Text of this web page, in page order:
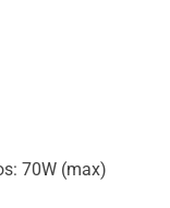
70W (max)